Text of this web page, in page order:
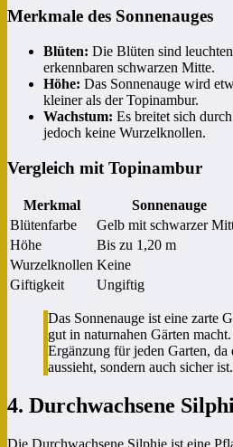
Merkmale des Sonnenauges
Blüten: Die Blüten sind
erkennbaren schwarzen Mitte.
Höhe: Das Sonnenauge wird
kleiner als der Topinambur.
Wachstum: Es breitet sich
jedoch keine Wurzelknollen.
Vergleich mit Topinambur
Merkmal Sonnenauge
Blütenfarbe
Gelb mit schwarzer
Höhe
Bis zu 1,20 m
Wurzelknollen Keine
Giftigkeit
Ungiftig
Das Sonnenauge ist eine zarte
gut in naturnahen Gärten
Ergänzung für jeden Garten, da
aussieht, sondern auch sicher ist.
4. Durchwachsene